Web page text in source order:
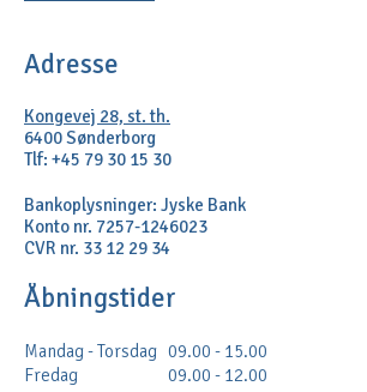
Adresse
Kongevej 28, st. th.
6400 Sønderborg
Tlf: +45 79 30 15 30
Bankoplysninger: Jyske Bank
Konto nr. 7257-1246023
CVR nr. 33 12 29 34
Åbningstider
Mandag - Torsdag 09.00 - 15.00
Fredag
09.00 - 12.00